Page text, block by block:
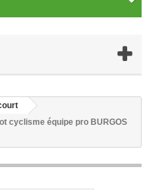
cyclisme équipe pro BURGOS